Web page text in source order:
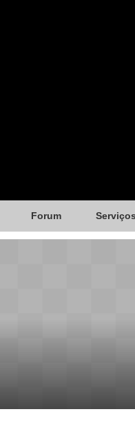
Forum Serviços